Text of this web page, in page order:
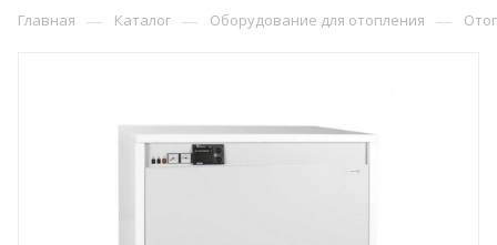
Главная — Каталог — Оборудование для отопления —